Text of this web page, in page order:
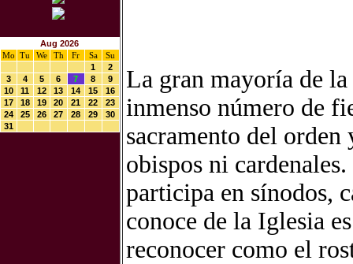
Aug 2026
Mo
Tu We Th Fr Sa
Su
1
2
3
4 5 6 7 8
9
10
11 12 13 14 15
16
17
18 19 20 21 22
23
24
25 26 27 28 29
30
31
La gran mayoría de
inmenso número de
sacramento del orden
obispos ni
participa en sínodos,
conoce de la Iglesia
reconocer como el